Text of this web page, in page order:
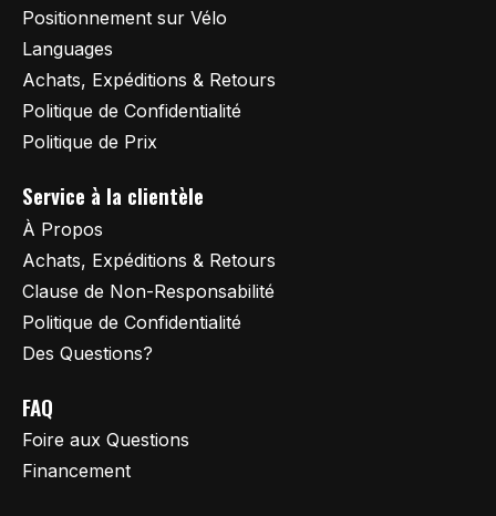
Positionnement sur Vélo
Languages
Achats, Expéditions & Retours
Politique de Confidentialité
Politique de Prix
Service à la clientèle
À Propos
Achats, Expéditions & Retours
Clause de Non-Responsabilité
Politique de Confidentialité
Des Questions?
FAQ
Foire aux Questions
Financement